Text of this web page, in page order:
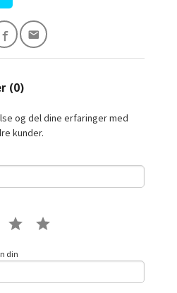
(0)
og del dine erfaringer med
kunder.
4 star 5 star
din